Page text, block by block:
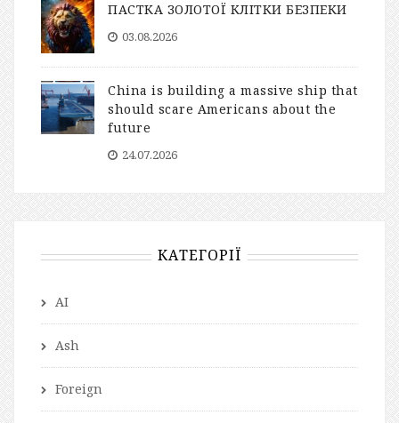
ПАСТКА ЗОЛОТОЇ КЛІТКИ БЕЗПЕКИ
03.08.2026
China is building a massive ship that
should scare Americans about the
future
24.07.2026
КАТЕГОРІЇ
AI
Ash
Foreign